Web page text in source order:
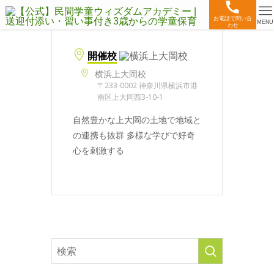
お電話で問い合
わせ
MENU
開催校
横浜上大岡校
〒233-0002 神奈川県横浜市港
南区上大岡西3-10-1
自然豊かな上大岡の土地で地域と
の連携も抜群 多様な学びで好奇
心を刺激する